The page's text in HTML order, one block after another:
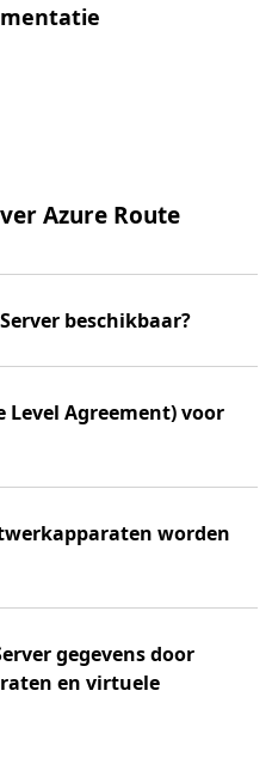
Azure Route
beschikbaar?
Level Agreement) voor
worden
gegevens door
en virtuele